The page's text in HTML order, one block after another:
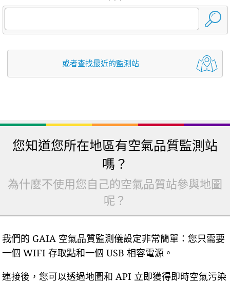
或者查找最近的監測站
您知道您所在地區有空氣品質監測站
嗎？
為什麼不使用您自己的空氣品質站參與地圖
呢？
我們的 GAIA 空氣品質監測儀設定非常簡單：您只需要
一個 WIFI 存取點和一個 USB 相容電源。
連接後，您可以透過地圖和 API 立即獲得即時空氣污染